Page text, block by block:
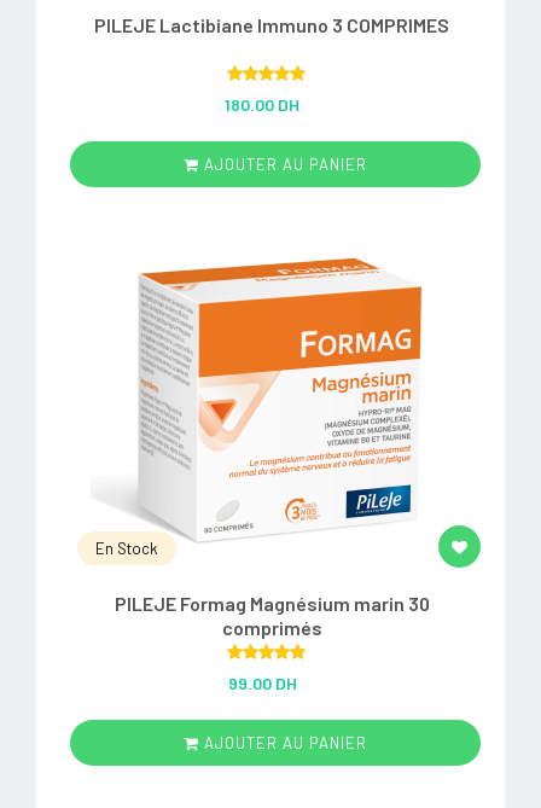
PILEJE Lactibiane Immuno 3 COMPRIMES
out of 5
180.00 DH
AJOUTER AU PANIER
En Stock
PILEJE Formag Magnésium marin 30
comprimés
out of 5
99.00 DH
AJOUTER AU PANIER